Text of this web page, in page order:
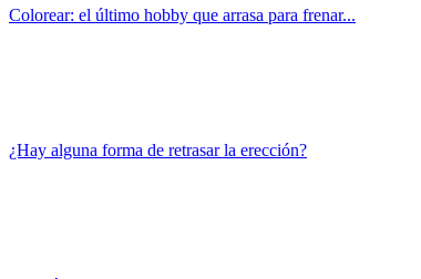
Colorear: el último hobby que arrasa para frenar...
¿Hay alguna forma de retrasar la erección?